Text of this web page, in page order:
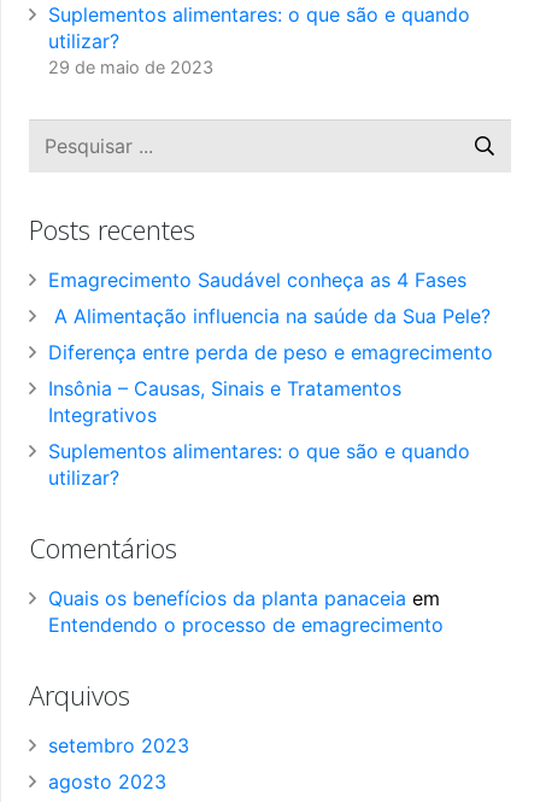
Suplementos alimentares: o que são e quando
utilizar?
29 de maio de 2023
Posts recentes
Emagrecimento Saudável conheça as 4 Fases
A Alimentação influencia na saúde da Sua Pele?
Diferença entre perda de peso e emagrecimento
Insônia – Causas, Sinais e Tratamentos
Integrativos
Suplementos alimentares: o que são e quando
utilizar?
Comentários
Quais os benefícios da planta panaceia em
Entendendo o processo de emagrecimento
Arquivos
setembro 2023
agosto 2023